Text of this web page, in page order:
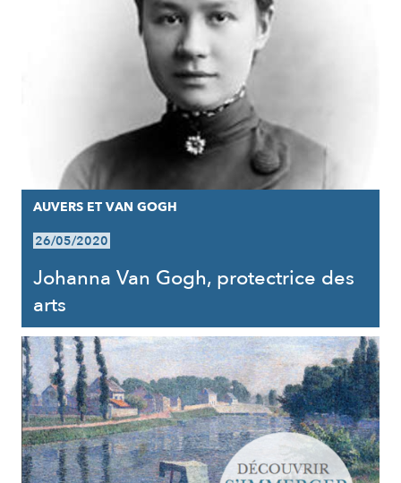
AUVERS ET VAN GOGH
26/05/2020
Johanna Van Gogh, protectrice des
arts